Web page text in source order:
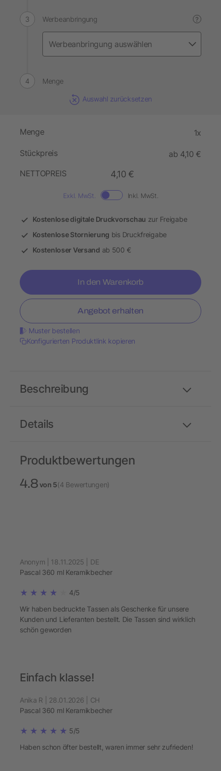
Werbeanbringung ?
Menge
Auswahl zurücksetzen
Menge 1x
Stückpreis
ab 4,10 €
NETTOPREIS
4,10 €
Exkl. MwSt. Inkl. MwSt.
Kostenlose digitale Druckvorschau zur Freigabe
Kostenlose Stornierung bis Druckfreigabe
Kostenloser Versand ab 500 €
In den Warenkorb
Angebot erhalten
Muster bestellen
Konfigurierten Produktlink kopieren
Details
Beschreibung
Produktbewertungen
4.8von 5(4 Bewertungen)
Anonym | 18.11.2025 | DE
Pascal 360 ml Keramikbecher
4/5
Wir haben bedruckte Tassen als Geschenke für unsere
Kunden und Lieferanten bestellt. Die Tassen sind wirklich
schön geworden
Einfach klasse!
Anika R | 28.01.2026 | CH
Pascal 360 ml Keramikbecher
5/5
Haben schon öfter bestellt, waren immer sehr zufrieden!